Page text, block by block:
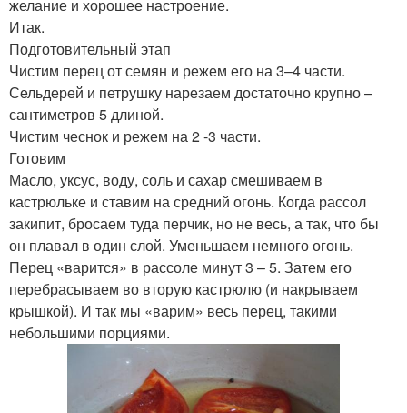
желание и хорошее настроение.
Итак.
Подготовительный этап
Чистим перец от семян и режем его на 3–4 части.
Сельдерей и петрушку нарезаем достаточно крупно –
сантиметров 5 длиной.
Чистим чеснок и режем на 2 -3 части.
Готовим
Масло, уксус, воду, соль и сахар смешиваем в
кастрюльке и ставим на средний огонь. Когда рассол
закипит, бросаем туда перчик, но не весь, а так, что бы
он плавал в один слой. Уменьшаем немного огонь.
Перец «варится» в рассоле минут 3 – 5. Затем его
перебрасываем во вторую кастрюлю (и накрываем
крышкой). И так мы «варим» весь перец, такими
небольшими порциями.